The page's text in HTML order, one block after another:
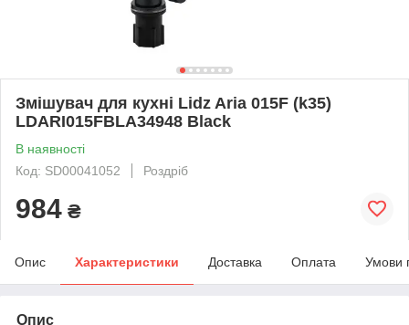
Змішувач для кухні Lidz Aria 015F (k35)
LDARI015FBLA34948 Black
В наявності
Код: SD00041052
Роздріб
984 ₴
Опис Характеристики Доставка Оплата Умови
Опис